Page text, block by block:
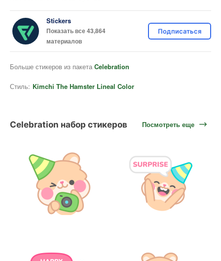
Stickers
Показать все 43,864
материалов
Подписаться
Больше стикеров из пакета Celebration
Стиль: Kimchi The Hamster Lineal Color
Celebration набор стикеров Посмотреть еще